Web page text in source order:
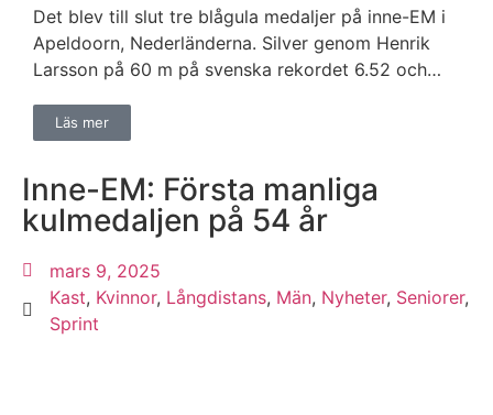
Det blev till slut tre blågula medaljer på inne-EM i
Apeldoorn, Nederländerna. Silver genom Henrik
Larsson på 60 m på svenska rekordet 6.52 och…
Läs mer
Inne-EM: Första manliga
kulmedaljen på 54 år
mars 9, 2025
Kast, Kvinnor, Långdistans, Män, Nyheter, Seniorer,
Sprint